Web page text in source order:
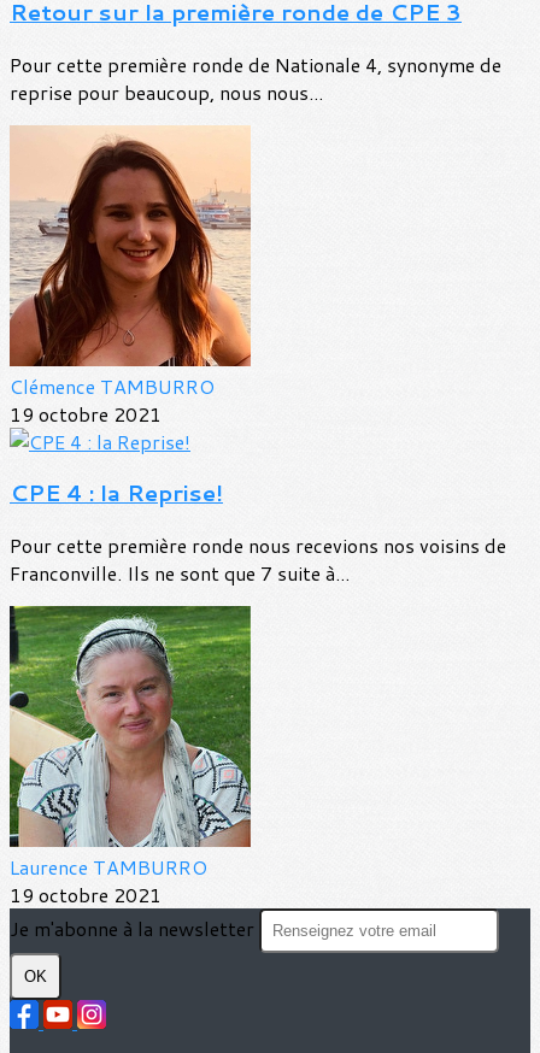
Retour sur la première ronde de CPE 3
Pour cette première ronde de Nationale 4, synonyme de
reprise pour beaucoup, nous nous...
Clémence TAMBURRO
19 octobre 2021
CPE 4 : la Reprise!
Pour cette première ronde nous recevions nos voisins de
Franconville. Ils ne sont que 7 suite à...
Laurence TAMBURRO
19 octobre 2021
Je m'abonne à la newsletter
OK